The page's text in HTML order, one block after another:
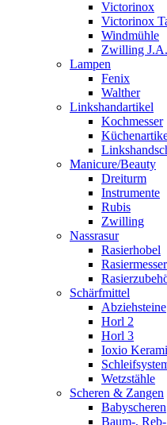
Victorinox
Victorinox
Windmühle
Zwilling
Lampen
Fenix
Walther
Linkshandartikel
Kochmesser
Manicure/Beauty
Dreiturm
Instrumente
Rubis
Zwilling
Nassrasur
Rasierhobel
Rasiermesser
Schärfmittel
Abziehsteine
Horl 2
Horl 3
Ioxio
Wetzstähle
Scheren & Zangen
Babyscheren
Baum-,